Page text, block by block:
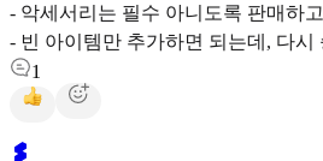
- 악세서리는 필수 아니도록 판매하
- 빈 아이템만 추가하면 되는데, 다시
1